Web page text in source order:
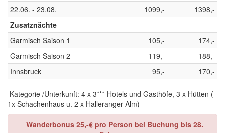
22.06. - 23.08.
1099,-
1398,-
Zusatznächte
Garmisch Saison 1
105,-
174,-
Garmisch Saison 2
119,-
188,-
Innsbruck
95,- 170,-
Kategorie /Unterkunft: 4 x 3***-Hotels und Gasthöfe, 3 x Hütten (
1x Schachenhaus u. 2 x Halleranger Alm)
Wanderbonus 25,-€ pro Person bei Buchung bis 28.